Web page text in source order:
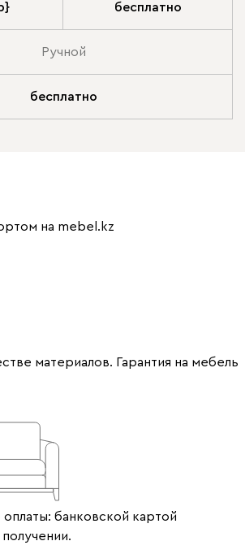
бесплатно
Ручной
бесплатно
на mebel.kz
материалов. Гарантия на мебель
банковской картой